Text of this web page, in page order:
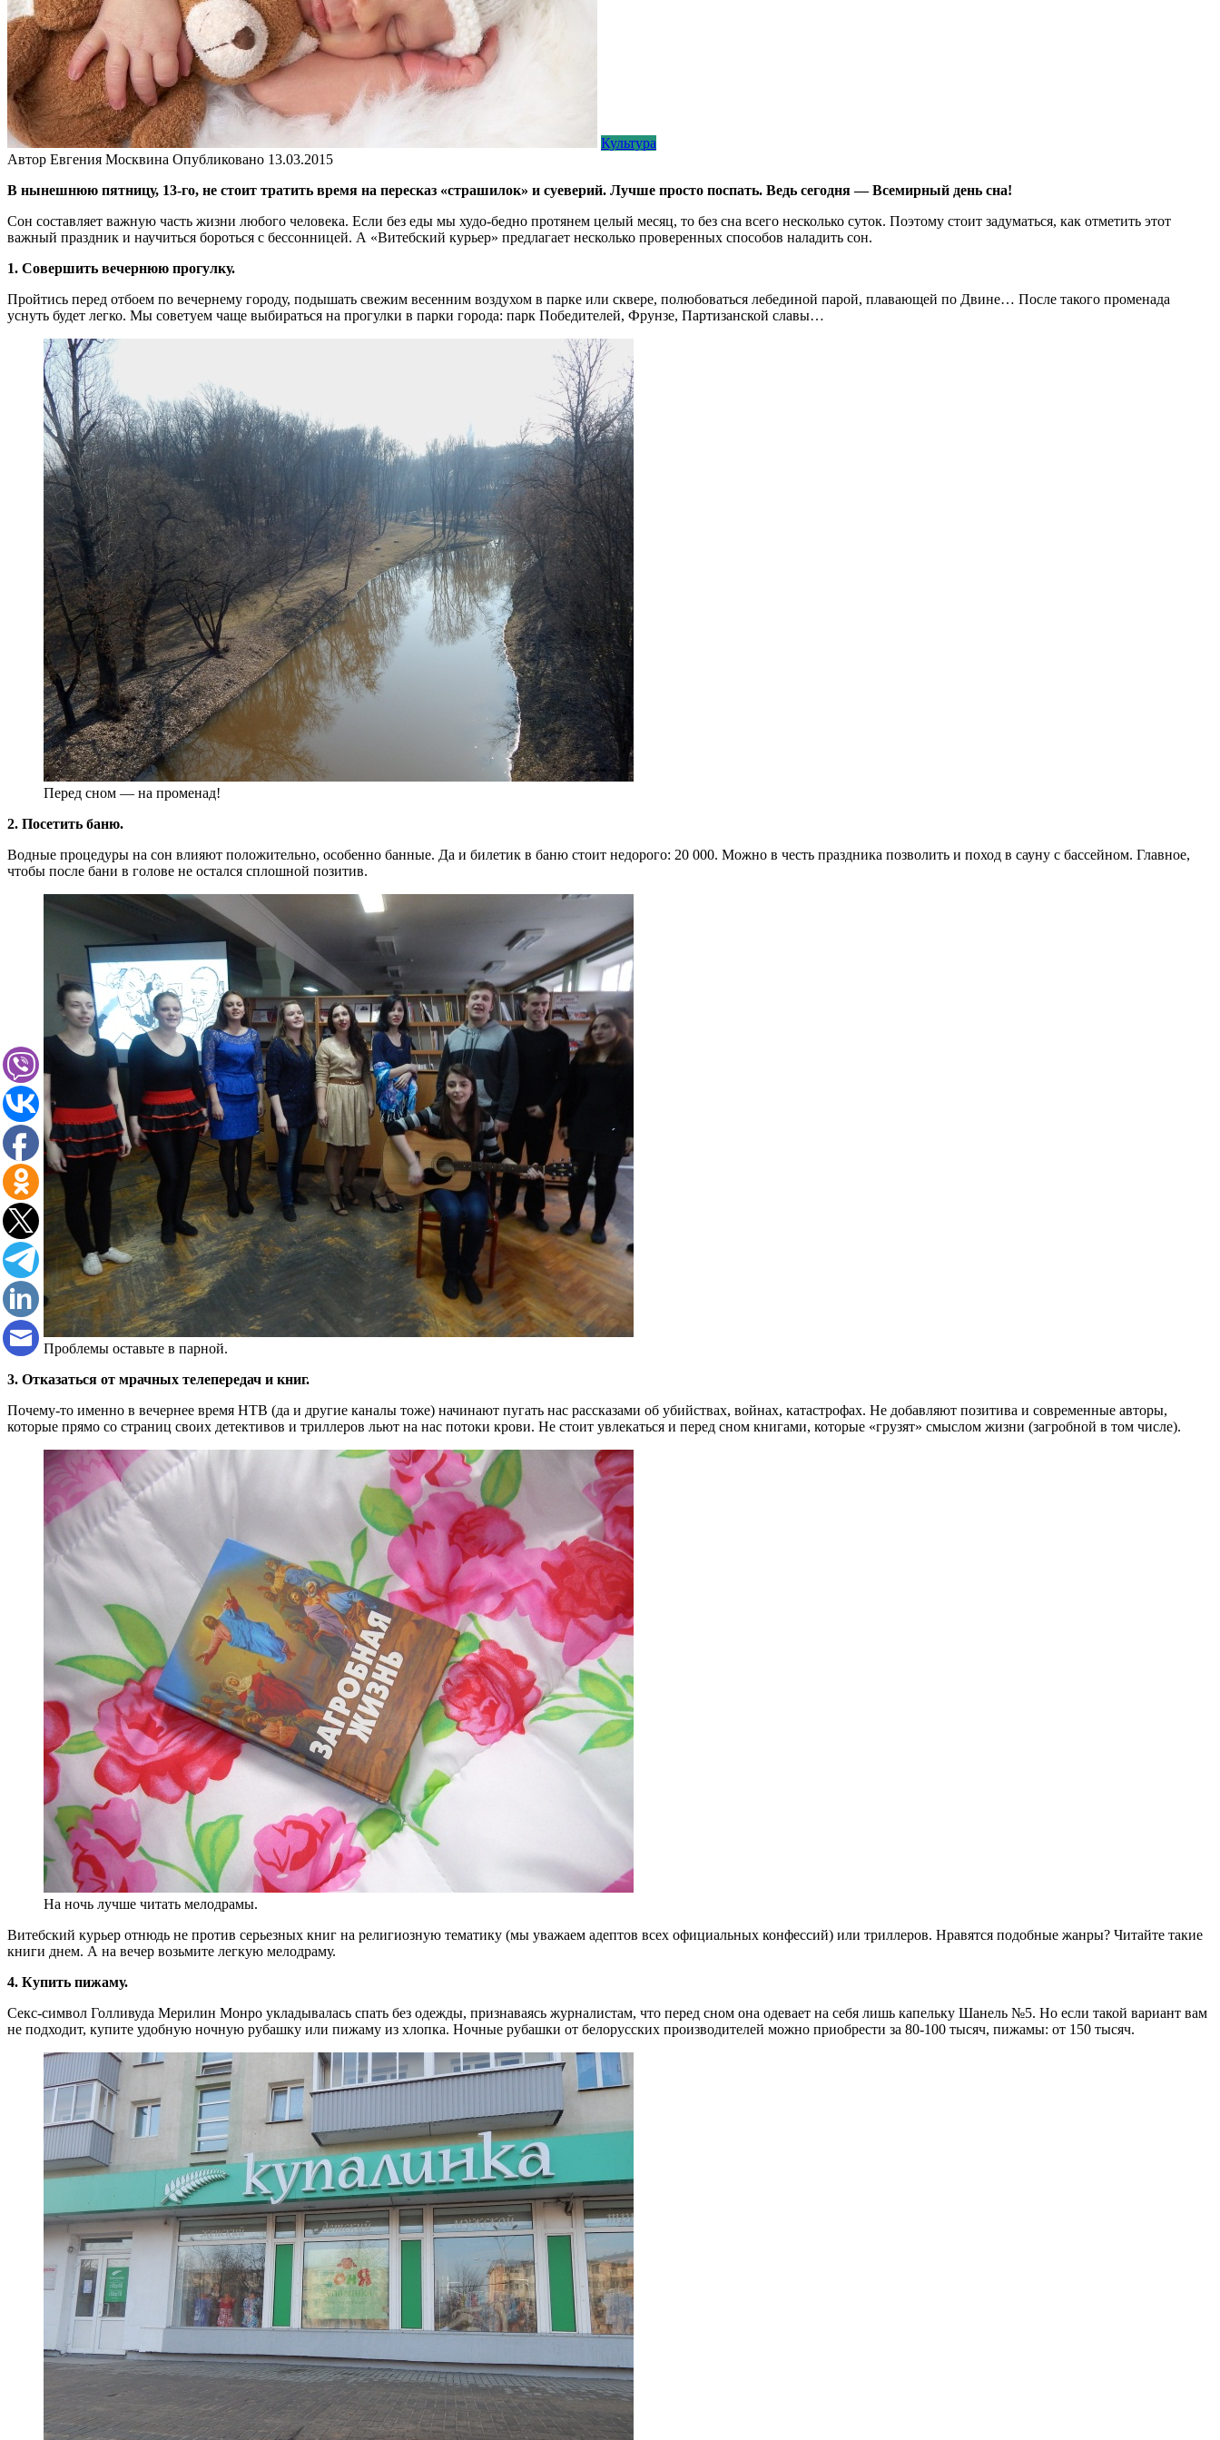
Культура
Автор Евгения Москвина Опубликовано 13.03.2015
В нынешнюю пятницу, 13-го, не стоит тратить время на пересказ «страшилок» и суеверий. Лучше просто поспать. Ведь сегодня — Всемирный день сна!
Сон составляет важную часть жизни любого человека. Если без еды мы худо-бедно протянем целый месяц, то без сна всего несколько суток. Поэтому стоит задуматься, как отметить этот
важный праздник и научиться бороться с бессонницей. А «Витебский курьер» предлагает несколько проверенных способов наладить сон.
1. Совершить вечернюю прогулку.
Пройтись перед отбоем по вечернему городу, подышать свежим весенним воздухом в парке или сквере, полюбоваться лебединой парой, плавающей по Двине… После такого променада
уснуть будет легко. Мы советуем чаще выбираться на прогулки в парки города: парк Победителей, Фрунзе, Партизанской славы…
Перед сном — на променад!
2. Посетить баню.
Водные процедуры на сон влияют положительно, особенно банные. Да и билетик в баню стоит недорого: 20 000. Можно в честь праздника позволить и поход в сауну с бассейном. Главное,
чтобы после бани в голове не остался сплошной позитив.
Проблемы оставьте в парной.
3. Отказаться от мрачных телепередач и книг.
Почему-то именно в вечернее время НТВ (да и другие каналы тоже) начинают пугать нас рассказами об убийствах, войнах, катастрофах. Не добавляют позитива и современные авторы,
которые прямо со страниц своих детективов и триллеров льют на нас потоки крови. Не стоит увлекаться и перед сном книгами, которые «грузят» смыслом жизни (загробной в том числе).
На ночь лучше читать мелодрамы.
Витебский курьер отнюдь не против серьезных книг на религиозную тематику (мы уважаем адептов всех официальных конфессий) или триллеров. Нравятся подобные жанры? Читайте такие
книги днем. А на вечер возьмите легкую мелодраму.
4. Купить пижаму.
Секс-символ Голливуда Мерилин Монро укладывалась спать без одежды, признаваясь журналистам, что перед сном она одевает на себя лишь капельку Шанель №5. Но если такой вариант вам
не подходит, купите удобную ночную рубашку или пижаму из хлопка. Ночные рубашки от белорусских производителей можно приобрести за 80-100 тысяч, пижамы: от 150 тысяч.